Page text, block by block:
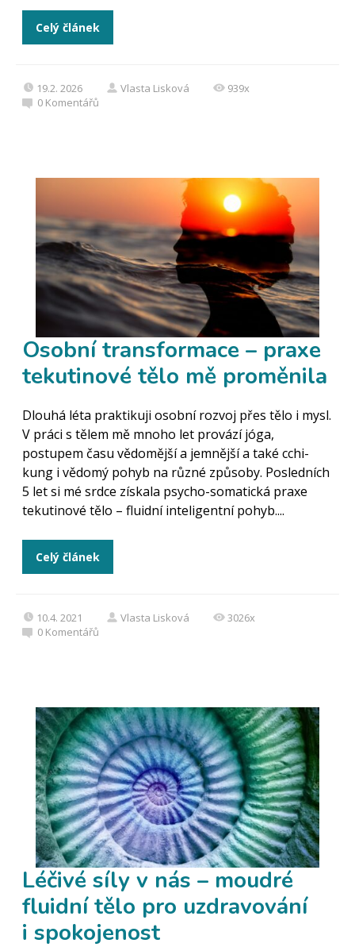
Celý článek
19.2. 2026 Vlasta Lisková
939x
0 Komentářů
Osobní transformace – praxe
tekutinové tělo mě proměnila
Dlouhá léta praktikuji osobní rozvoj přes tělo i mysl.
V práci s tělem mě mnoho let provází jóga,
postupem času vědomější a jemnější a také cchi-
kung i vědomý pohyb na různé způsoby. Posledních
5 let si mé srdce získala psycho-somatická praxe
tekutinové tělo – fluidní inteligentní pohyb....
Celý článek
10.4. 2021 Vlasta Lisková
3026x
0 Komentářů
Léčivé síly v nás – moudré
fluidní tělo pro uzdravování
i spokojenost